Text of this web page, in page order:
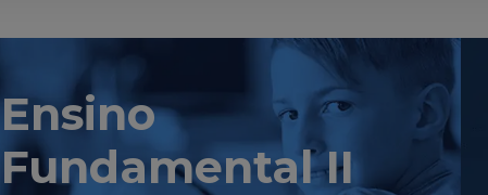
Ensino
Fundamental II